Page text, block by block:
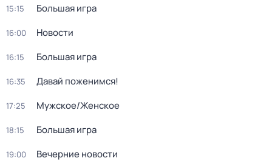
15:15 Большая игра
16:00 Новости
16:15 Большая игра
16:35 Давай поженимся!
17:25 Мужское/Женское
18:15 Большая игра
19:00 Вечерние новости